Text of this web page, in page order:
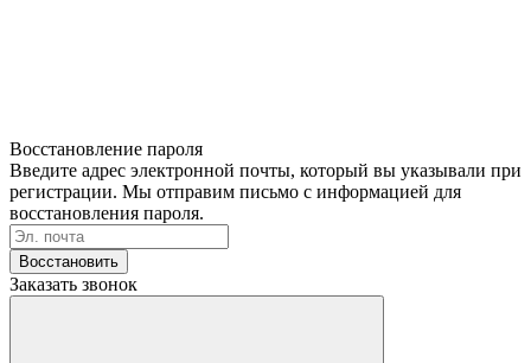
Восстановление пароля
Введите адрес электронной почты, который вы указывали при
регистрации. Мы отправим письмо с информацией для
восстановления пароля.
Восстановить
Заказать звонок